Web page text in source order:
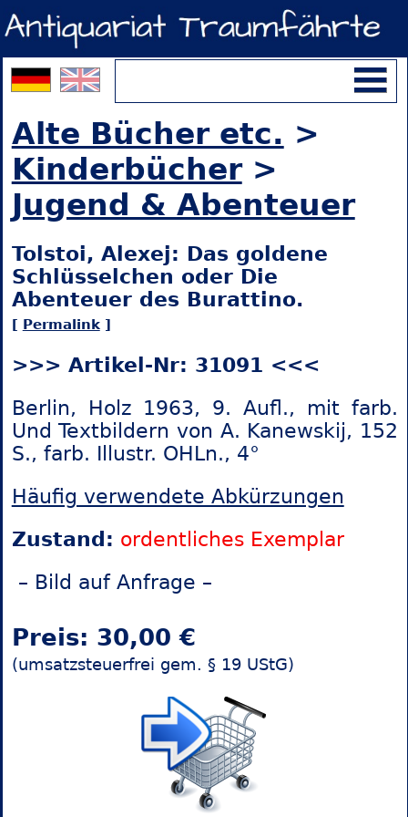
Alte Bücher etc. >
Kinderbücher>
Jugend & Abenteuer
Tolstoi, Alexej: Das goldene
Schlüsselchen oder Die
Abenteuer des Burattino.
[ Permalink]
>>> Artikel-Nr: 31091 <<<
Berlin, Holz 1963, 9. Aufl., mit farb.
Und Textbildern von A. Kanewskij, 152
S., farb. Illustr. OHLn., 4°
Häufig verwendete Abkürzungen
Zustand: ordentliches Exemplar
– Bild auf Anfrage –
Preis: 30,00 €
(umsatzsteuerfrei gem. § 19 UStG)